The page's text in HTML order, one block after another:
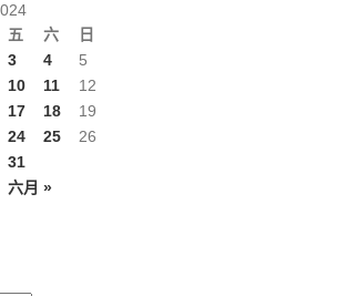
五 六 日
六月 »
3 4
5
10 11
12
17 18
19
24 25
26
31